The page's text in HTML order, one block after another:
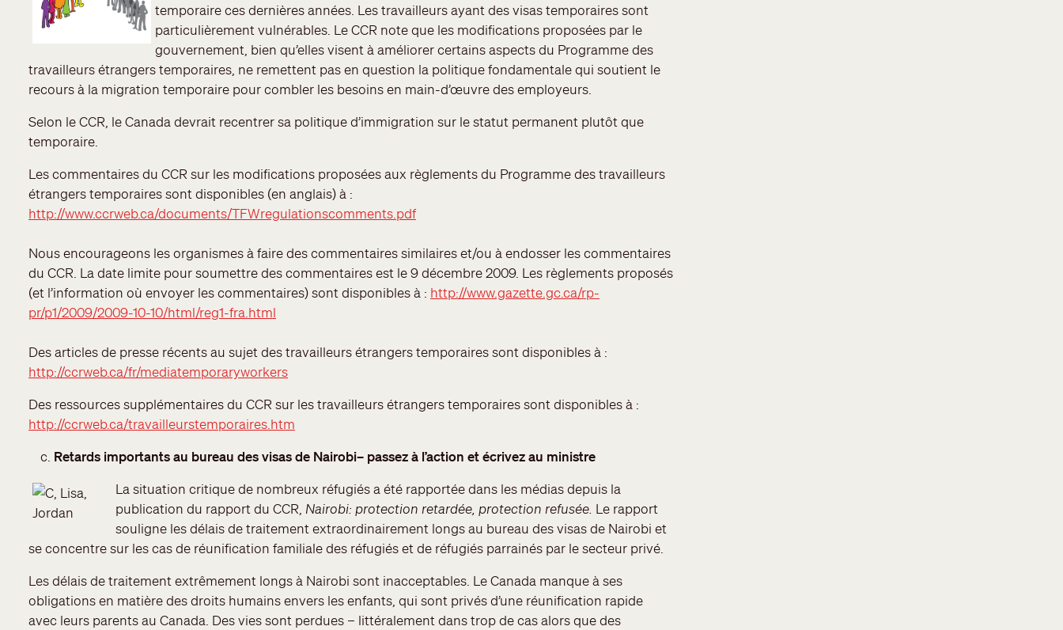
temporaire ces dernières années. Les travailleurs ayant des visas temporaires sont
particulièrement vulnérables. Le CCR note que les modifications proposées par le
gouvernement, bien qu’elles visent à améliorer certains aspects du Programme des
travailleurs étrangers temporaires, ne remettent pas en question la politique fondamentale qui soutient le
recours à la migration temporaire pour combler les besoins en main-d’œuvre des employeurs.
Selon le CCR, le Canada devrait recentrer sa politique d’immigration sur le statut permanent plutôt que
temporaire.
Les commentaires du CCR sur les modifications proposées aux règlements du Programme des travailleurs
étrangers temporaires sont disponibles (en anglais) à :
http://www.ccrweb.ca/documents/TFWregulationscomments.pdf
Nous encourageons les organismes à faire des commentaires similaires et/ou à endosser les commentaires
du CCR. La date limite pour soumettre des commentaires est le 9 décembre 2009. Les règlements proposés
(et l’information où envoyer les commentaires) sont disponibles à : http://www.gazette.gc.ca/rp-
pr/p1/2009/2009-10-10/html/reg1-fra.html
Des articles de presse récents au sujet des travailleurs étrangers temporaires sont disponibles à :
http://ccrweb.ca/fr/mediatemporaryworkers
Des ressources supplémentaires du CCR sur les travailleurs étrangers temporaires sont disponibles à :
http://ccrweb.ca/travailleurstemporaires.htm
Retards importants au bureau des visas de Nairobi– passez à l’action et écrivez au ministre
La situation critique de nombreux réfugiés a été rapportée dans les médias depuis la
publication du rapport du CCR, Nairobi: protection retardée, protection refusée. Le rapport
souligne les délais de traitement extraordinairement longs au bureau des visas de Nairobi et
se concentre sur les cas de réunification familiale des réfugiés et de réfugiés parrainés par le secteur privé.
Les délais de traitement extrêmement longs à Nairobi sont inacceptables. Le Canada manque à ses
obligations en matière des droits humains envers les enfants, qui sont privés d’une réunification rapide
avec leurs parents au Canada. Des vies sont perdues – littéralement dans trop de cas alors que des